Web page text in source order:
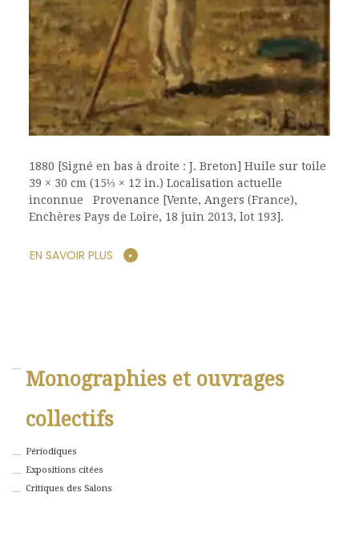
1880 [Signé en bas à droite : J. Breton] Huile sur toile
39 × 30 cm (15⅓ × 12 in.) Localisation actuelle
inconnue Provenance [Vente, Angers (France),
Enchères Pays de Loire, 18 juin 2013, lot 193].
EN SAVOIR PLUS
Monographies et ouvrages
collectifs
Périodiques
Expositions citées
Critiques des Salons